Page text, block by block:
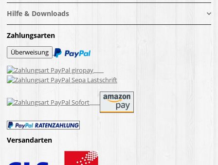
Hilfe & Downloads
Zahlungsarten
Versandarten